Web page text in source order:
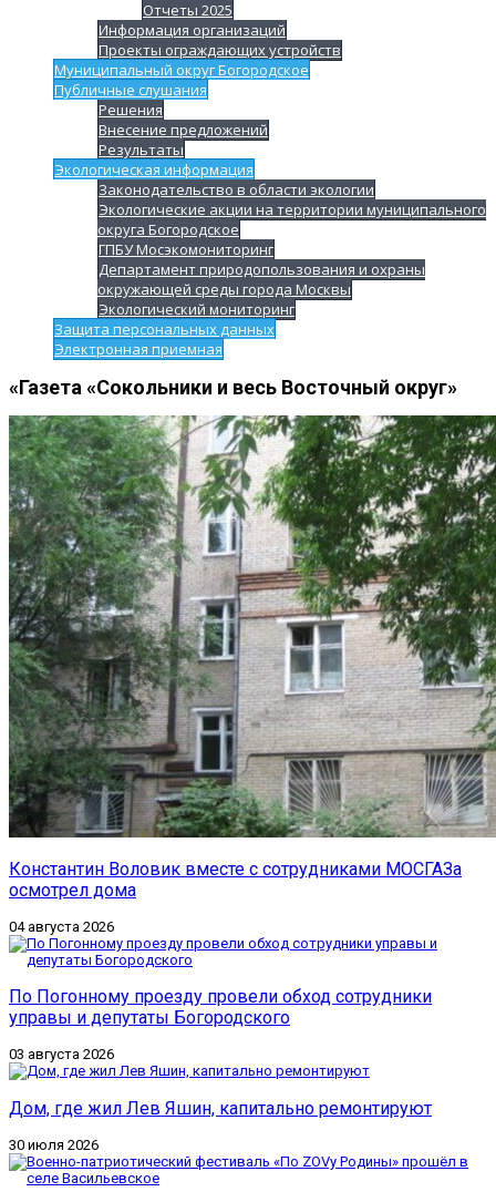
Отчеты 2025
Информация организаций
Проекты ограждающих устройств
Муниципальный округ Богородское
Публичные слушания
Решения
Внесение предложений
Результаты
Экологическая информация
Законодательство в области экологии
Экологические акции на территории муниципального
округа Богородское
ГПБУ Мосэкомониторинг
Департамент природопользования и охраны
окружающей среды города Москвы
Экологический мониторинг
Защита персональных данных
Электронная приемная
«Газета «Сокольники и весь Восточный округ»
Константин Воловик вместе с сотрудниками МОСГАЗа
осмотрел дома
04 августа 2026
По Погонному проезду провели обход сотрудники
управы и депутаты Богородского
03 августа 2026
Дом, где жил Лев Яшин, капитально ремонтируют
30 июля 2026